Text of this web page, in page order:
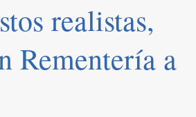
realistas,
Rementería a